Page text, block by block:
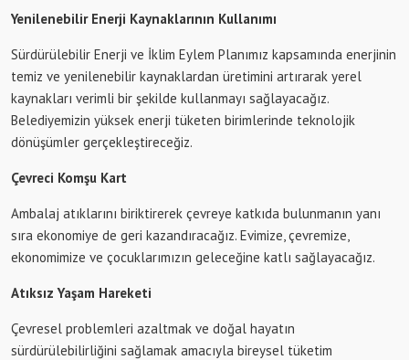
Yenilenebilir Enerji Kaynaklarının Kullanımı
Sürdürülebilir Enerji ve İklim Eylem Planımız kapsamında enerjinin
temiz ve yenilenebilir kaynaklardan üretimini artırarak yerel
kaynakları verimli bir şekilde kullanmayı sağlayacağız.
Belediyemizin yüksek enerji tüketen birimlerinde teknolojik
dönüşümler gerçekleştireceğiz.
Çevreci Komşu Kart
Ambalaj atıklarını biriktirerek çevreye katkıda bulunmanın yanı
sıra ekonomiye de geri kazandıracağız. Evimize, çevremize,
ekonomimize ve çocuklarımızın geleceğine katlı sağlayacağız.
Atıksız Yaşam Hareketi
Çevresel problemleri azaltmak ve doğal hayatın
sürdürülebilirliğini sağlamak amacıyla bireysel tüketim